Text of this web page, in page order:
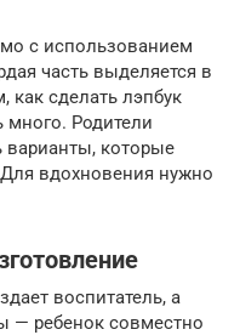
с использованием
часть выделяется в
как сделать лэпбук
много. Родители
которые
вдохновения нужно
воспитатель, а
— ребенок совместно